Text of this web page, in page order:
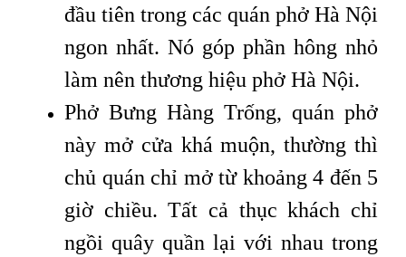
đầu tiên trong các quán phở Hà Nội
ngon nhất. Nó góp phần hông nhỏ
làm nên thương hiệu phở Hà Nội.
Phở Bưng Hàng Trống, quán phở
này mở cửa khá muộn, thường thì
chủ quán chỉ mở từ khoảng 4 đến 5
giờ chiều. Tất cả thục khách chỉ
ngồi quây quần lại với nhau trong